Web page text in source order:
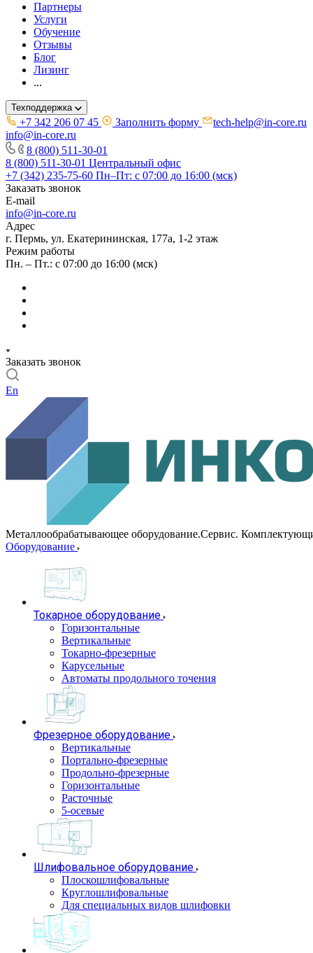
Партнеры
Услуги
Обучение
Отзывы
Блог
Лизинг
...
Техподдержка
+7 342 206 07 45 Заполнить форму
tech-help@in-core.ru
info@in-core.ru
8 (800) 511-30-01
8 (800) 511-30-01 Центральный офис
+7 (342) 235-75-60 Пн–Пт: с 07:00 до 16:00 (мск)
Заказать звонок
E-mail
info@in-core.ru
Адрес
г. Пермь, ул. ​Екатерининская, 177а, ​1-2 этаж
Режим работы
Пн. – Пт.: с 07:00 до 16:00 (мск)
Заказать звонок
En
Металлообрабатывающее оборудование.Сервис.
Оборудование
Токарное оборудование
Горизонтальные
Вертикальные
Токарно-фрезерные
Карусельные
Автоматы продольного точения
Фрезерное оборудование
Вертикальные
Портально-фрезерные
Продольно-фрезерные
Горизонтальные
Расточные
5-осевые
Шлифовальное оборудование
Плоскошлифовальные
Круглошлифовальные
Для специальных видов шлифовки